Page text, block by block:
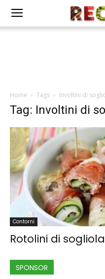
Home Tags Involtini di
Tag: Involtini di
Contorni
Rotolini di
SPONSOR